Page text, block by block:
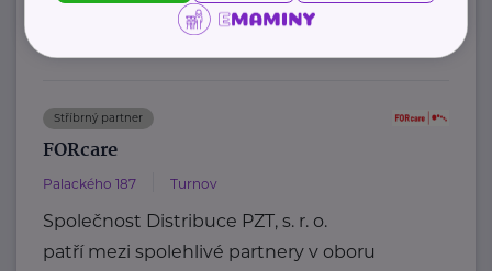
https://sallie.cz/
Stříbrný partner
FORcare
Palackého 187 Turnov
Společnost Distribuce PZT, s. r. o.
patří mezi spolehlivé partnery v oboru